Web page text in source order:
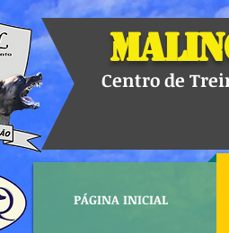
Centro de
PÁGINA INICIAL